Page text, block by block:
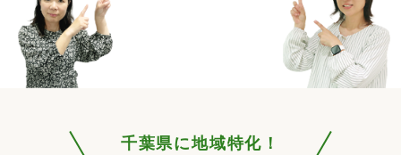
千葉県に地域特化！